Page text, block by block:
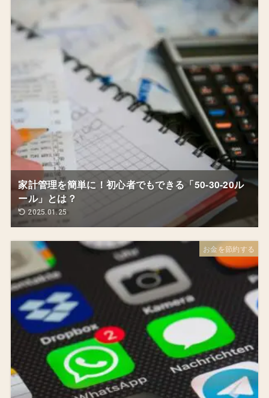
家計管理を簡単に！初心者でもできる「50-30-20ル
ール」とは？
2025.01.25
お金を節約する